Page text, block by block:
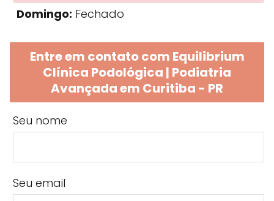
Domingo: Fechado
Entre em contato com Equilibrium
Clínica Podológica | Podiatria
Avançada em Curitiba - PR
Seu nome
Seu email